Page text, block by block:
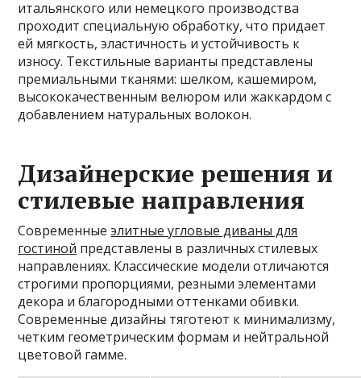
итальянского или немецкого производства
проходит специальную обработку, что придает
ей мягкость, эластичность и устойчивость к
износу. Текстильные варианты представлены
премиальными тканями: шелком, кашемиром,
высококачественным велюром или жаккардом с
добавлением натуральных волокон.
Дизайнерские решения и
стилевые направления
Современныеэлитные угловые диваны для
гостиной представлены в различных стилевых
направлениях. Классические модели отличаются
строгими пропорциями, резными элементами
декора и благородными оттенками обивки.
Современные дизайны тяготеют к минимализму,
четким геометрическим формам и нейтральной
цветовой гамме.